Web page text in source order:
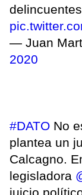
— Juan
2020
#DATO No
plantea un
Calcagno.
legisladora
juicio